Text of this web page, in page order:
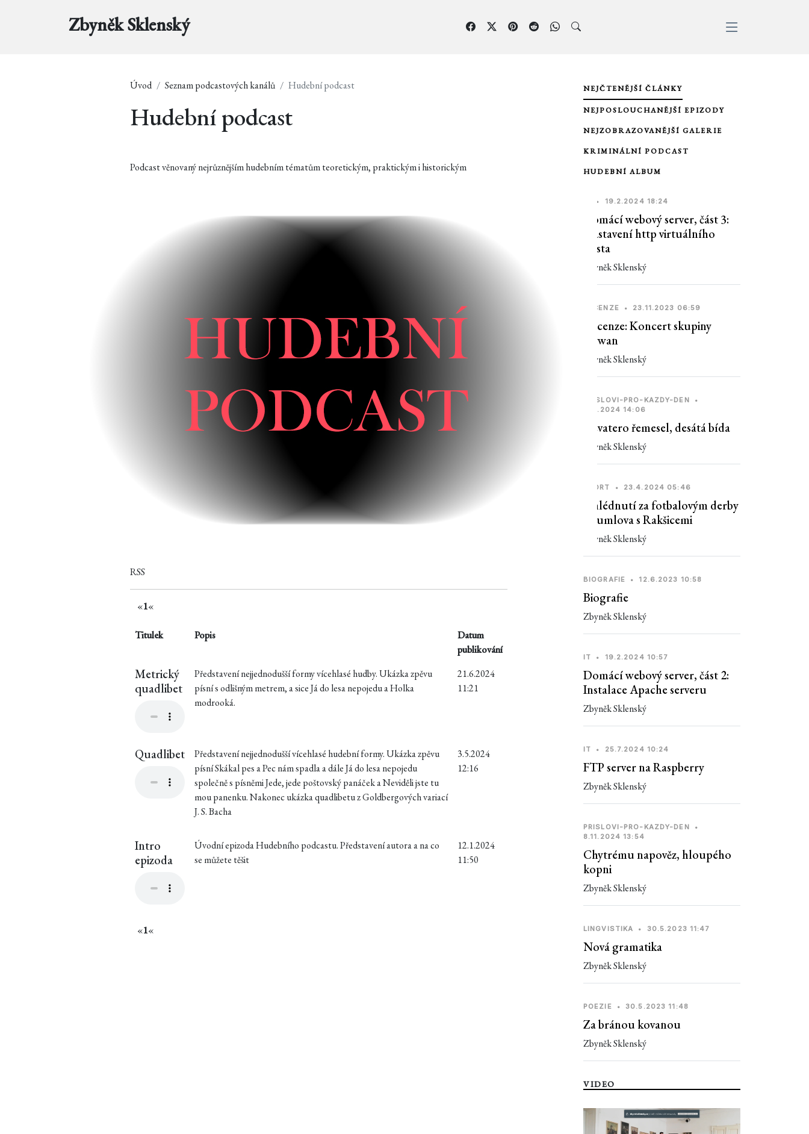
Zbyněk Sklenský
Úvod Seznam podcastových kanálů Hudební podcast
Hudební podcast
Podcast věnovaný nejrůznějším hudebním tématům teoretickým, praktickým i historickým
RSS
«1«
Titulek Popis
Datum
publikování
Metrický
quadlibet
Představení nejjednodušší formy vícehlasé hudby. Ukázka zpěvu
písní s odlišným metrem, a sice Já do lesa nepojedu a Holka
modrooká.
21.6.2024
11:21
Quadlibet
Představení nejjednodušší vícehlasé hudební formy. Ukázka zpěvu
písní Skákal pes a Pec nám spadla a dále Já do lesa nepojedu
společně s písněmi Jede, jede poštovský panáček a Neviděli jste tu
mou panenku. Nakonec ukázka quadlibetu z Goldbergových variací
J. S. Bacha
3.5.2024
12:16
Intro
epizoda
Úvodní epizoda Hudebního podcastu. Představení autora a na co
se můžete těšit
12.1.2024
11:50
«1«
NEJČTENĚJŠÍ ČLÁNKY
NEJPOSLOUCHANĚJŠÍ EPIZODY
NEJZOBRAZOVANĚJŠÍ GALERIE
KRIMINÁLNÍ PODCAST
HUDEBNÍ ALBUM
• 19.2.2024 18:24
Domácí webový server, část 3:
Nastavení http virtuálního
hosta
Zbyněk Sklenský
RECENZE • 23.11.2023 06:59
Recenze: Koncert skupiny
Dywan
Zbyněk Sklenský
PRISLOVI-PRO-KAZDY-DEN
•
21.1.2024 14:06
Devatero řemesel, desátá bída
Zbyněk Sklenský
SPORT • 23.4.2024 05:46
Ohlédnutí za fotbalovým derby
Krumlova s Rakšicemi
Zbyněk Sklenský
BIOGRAFIE • 12.6.2023 10:58
Biografie
Zbyněk Sklenský
IT • 19.2.2024 10:57
Domácí webový server, část 2:
Instalace Apache serveru
Zbyněk Sklenský
IT • 25.7.2024 10:24
FTP server na Raspberry
Zbyněk Sklenský
PRISLOVI-PRO-KAZDY-DEN
•
8.11.2024 13:54
Chytrému napověz, hloupého
kopni
Zbyněk Sklenský
LINGVISTIKA • 30.5.2023 11:47
Nová gramatika
Zbyněk Sklenský
POEZIE • 30.5.2023 11:48
Za bránou kovanou
Zbyněk Sklenský
VIDEO